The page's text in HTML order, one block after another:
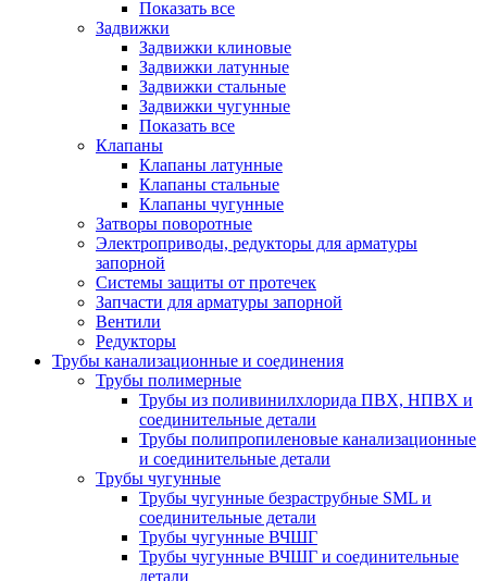
Показать все
Задвижки
Задвижки клиновые
Задвижки латунные
Задвижки стальные
Задвижки чугунные
Показать все
Клапаны
Клапаны латунные
Клапаны стальные
Клапаны чугунные
Затворы поворотные
Электроприводы, редукторы для арматуры
запорной
Системы защиты от протечек
Запчасти для арматуры запорной
Вентили
Редукторы
Трубы канализационные и соединения
Трубы полимерные
Трубы из поливинилхлорида ПВХ, НПВХ и
соединительные детали
Трубы полипропиленовые канализационные
и соединительные детали
Трубы чугунные
Трубы чугунные безраструбные SML и
соединительные детали
Трубы чугунные ВЧШГ
Трубы чугунные ВЧШГ и соединительные
детали